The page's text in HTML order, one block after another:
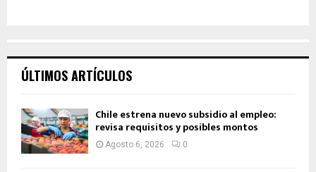
ÚLTIMOS ARTÍCULOS
Chile estrena nuevo subsidio al empleo:
revisa requisitos y posibles montos
Agosto 6, 2026 0